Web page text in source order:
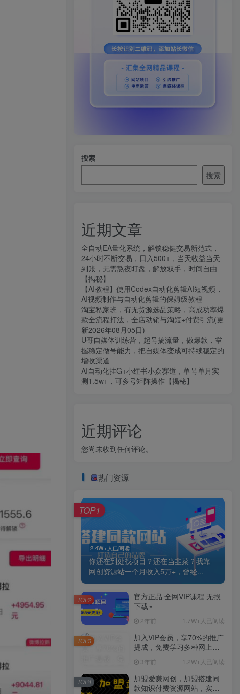
搜索
搜索
近期文章
全自动EA量化系统，解锁稳健交易新范式，
24小时不断交易，日入500+，当天收益当天
到账，无需熬夜盯盘，解放双手，时间自由
【揭秘】
【AI教程】使用Codex自动化剪辑AI短视频，
AI视频制作与自动化剪辑的保姆级教程
淘宝私家班，有无货源选品策略，高成功率爆
款全流程打法，全店动销与淘短+付费引流(更
新2026年08月05日)
U哥自媒体训练营，起号搞流量，做爆款，掌
握稳定做号能力，把自媒体变成可持续稳定的
增收渠道
AI自动化挂G+小红书小众赛道，单号单月实
测1.5w+，可多号矩阵操作【揭秘】
近期评论
您尚未收到任何评论。
热门资源
2.4W+人已阅读
你还在到处找项目？还在当韭菜？我靠
网创资源站一个月收入5万+，曾经...
TOP1
官方正品 全网VIP课程 无损
下载~
2年前 1.7W+人已阅读
TOP2
加入VIP会员，享70%的推广
提成，免费学习多种网上创
3年前 1.2W+人已阅读
TOP3
加盟爱赚网创，加盟搭建同
款知识付费资源网站，实现
TOP4